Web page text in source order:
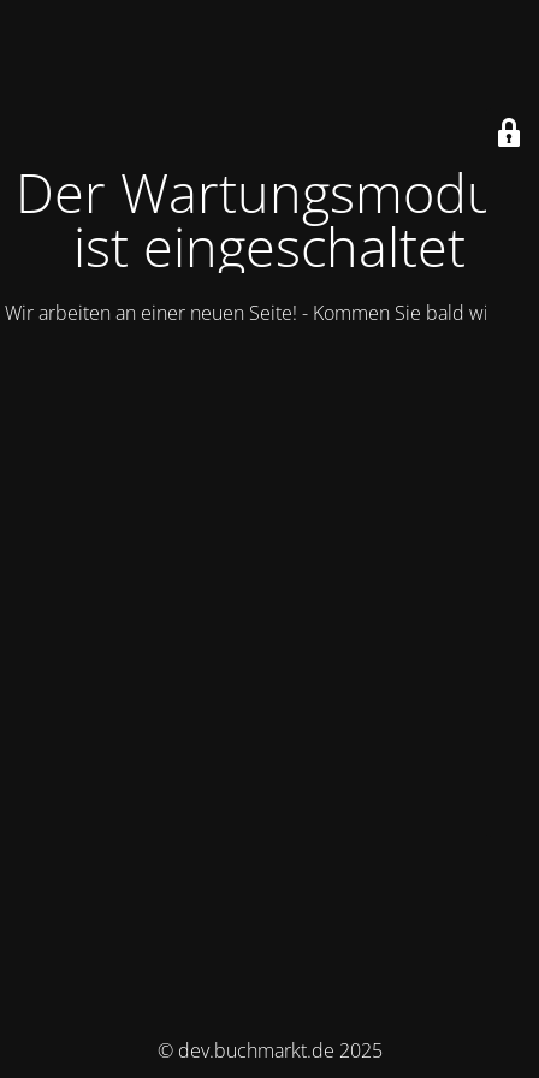
Der Wartungsmodus
ist eingeschaltet
Wir arbeiten an einer neuen Seite! - Kommen Sie bald wieder.
© dev.buchmarkt.de 2025